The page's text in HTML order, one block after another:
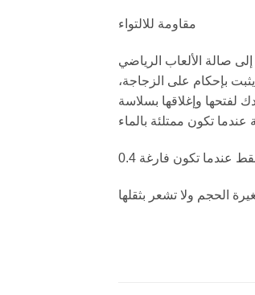
مقاومة للالتواء
صالة الألعاب الرياضي
بإحكام على الزجاجة،
فقط عندما تكون فارغة
الحجم ولا تشعر بثقلها